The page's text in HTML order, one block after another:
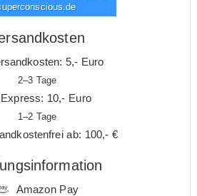
5,- Euro
2–3 Tage
Express: 10,- Euro
1–2 Tage
ab: 100,- €
Amazon Pay